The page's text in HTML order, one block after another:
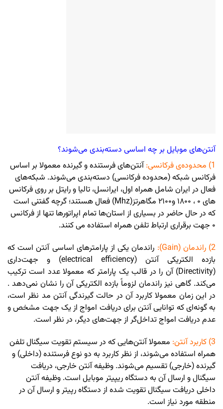
آنتن‌های موبایل بر چه اساسی دسته‌بندی می‌شوند؟
1) محدوده‌ی فرکانسی:
آنتن‌های فرستنده و گیرنده معمولا بر اساس
فرکانس شبکه (محدوده فرکانسی) دسته‌بندی می‌شوند. شبکه‌های
فعال در ایران شامل همراه اول، ایرانسل، تالیا و رایتل بر روی فرکانس
های ۰ ، ۱۸۰۰ و۲۱۰۰ مگاهرتز(Mhz) فعال هستند؛ گرچه گفتنی است
که در حال حاضر در بسیاری از استان‌ها تمام اپراتورها تنها از فرکانس
۰ جهت برقراری ارتباط تلفن همراه استفاده می کنند.
2) راندمان (Gain):
راندمان یکی از پارامترهای اساسی آنتن است که
بازده الکتریکی آنتن (electrical efficiency) و جهت‌داری
(Directivity) آن را در قالب یک پارامتر که معمولا عدد است ترکیب
می‌کند. گاهی نیز راندمان لزوماً بازده الکتریکی آن را نشان نمی‌دهد .
در این زمان معمولا کاربرد آن در حالت گیرندگی آنتن مد نظر است،
به گونه‌ای که توانایی آنتن برای دریافت امواج از یک جهت مشخص و
عدم دریافت امواج تداخل‌گر از جهت‌های دیگر، در نظر است.
3) کاربرد آنتن:
معمولا آنتن‌هایی که در سیستم تقویت سیگنال تلفن
همراه استفاده می‌شوند، از نظر کاربرد به دو نوع فرستنده (داخلی) و
گیرنده (خارجی) تقسیم می‌شوند. وظیفه آنتن خارجی، دریافت
سیگنال و ارسال آن به دستگاه ریپیتر موبایل است. وظیفه آنتن
داخلی دریافت سیگنال تقویت شده از دستگاه رپیتر و ارسال آن در
منطقه مورد نیاز است.